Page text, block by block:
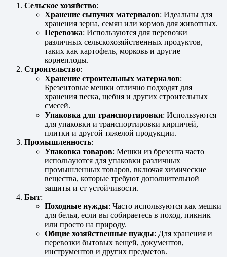
Сельское хозяйство:
Хранение сыпучих материалов: Идеальны для
хранения зерна, семян или кормов для животных.
Перевозка: Используются для перевозки
различных сельскохозяйственных продуктов,
таких как картофель, морковь и другие
корнеплоды.
Строительство:
Хранение строительных материалов:
Брезентовые мешки отлично подходят для
хранения песка, щебня и других строительных
смесей.
Упаковка для транспортировки: Используются
для упаковки и транспортировки кирпичей,
плитки и другой тяжелой продукции.
Промышленность:
Упаковка товаров: Мешки из брезента часто
используются для упаковки различных
промышленных товаров, включая химические
вещества, которые требуют дополнительной
защиты и ст устойчивости.
Быт:
Походные нужды: Часто используются как мешки
для белья, если вы собираетесь в поход, пикник
или просто на природу.
Общие хозяйственные нужды: Для хранения и
перевозки бытовых вещей, документов,
инструментов и других предметов.